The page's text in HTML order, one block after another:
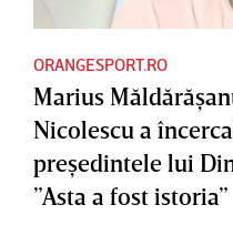
ORANGESPORT.RO
Marius
Nicolescu a
preşedintele lui
”Asta a fost istoria”